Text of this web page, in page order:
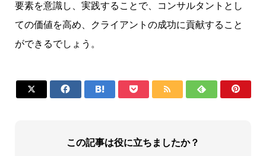
要素を意識し、実践することで、コンサルタントとし
ての価値を高め、クライアントの成功に貢献すること
ができるでしょう。
      
この記事は役に立ちましたか？